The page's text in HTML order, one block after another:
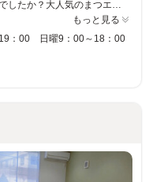
人は“目元”で印象が8割決まること、ご存知でしたか？大人気のまつエク＆美眉スタイリングで目元をトータルコーディネートしてくれます♪ Vigraceオリジナルの施術で持ちの良さも抜群です☆経験豊富なスタッフの丁寧カウンセリング＆高技術であなたのなりたい理想の目元へ！ノーメイクでも美しい！まつエク初心者もまつエク上級者も是非体感してほしい☆信頼の美容室併設サロンです！ まつエクで理想の目元を手に入れてハッピーな毎日に♪朝のお化粧時間も短縮できるので、忙しい女性にも嬉しい☆ 落ち着いた上質空間のなかで、周りの目を気にせずゆったりと施術が受けられる『Vi grace』へ、ぜひ一度足を運んでみてください♪
もっと見る
：00 日曜9：00～18：00